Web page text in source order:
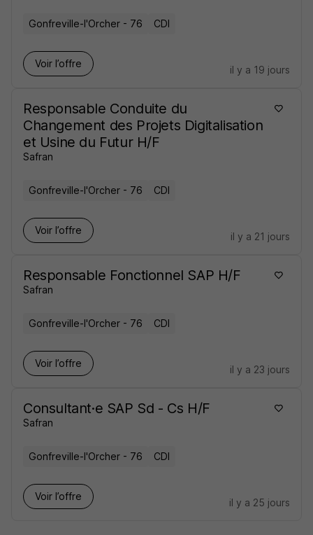
Gonfreville-l'Orcher - 76 CDI
Voir l’offre
il y a 19 jours
Responsable Conduite du
Changement des Projets Digitalisation
et Usine du Futur H/F
Safran
Gonfreville-l'Orcher - 76 CDI
Voir l’offre
il y a 21 jours
Responsable Fonctionnel SAP H/F
Safran
Gonfreville-l'Orcher - 76 CDI
Voir l’offre
il y a 23 jours
Consultant·e SAP Sd - Cs H/F
Safran
Gonfreville-l'Orcher - 76 CDI
Voir l’offre
il y a 25 jours